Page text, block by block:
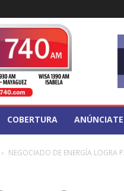
COBERTURA ANÚNCIATE
NEGOCIADO DE ENERGÍA LOGRA